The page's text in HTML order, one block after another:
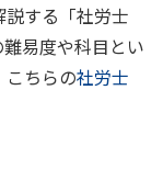
する「社労士
易度や科目とい
こちらの社労士